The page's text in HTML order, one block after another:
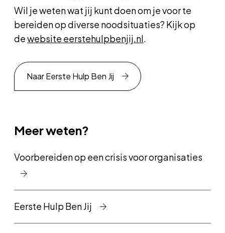
Wil je weten wat jij kunt doen om je voor te
bereiden op diverse noodsituaties? Kijk op
dewebsite eerstehulpbenjij.nl.
Naar Eerste Hulp Ben Jij
Meer weten?
Voorbereiden op een crisis voor organisaties
Eerste Hulp Ben Jij